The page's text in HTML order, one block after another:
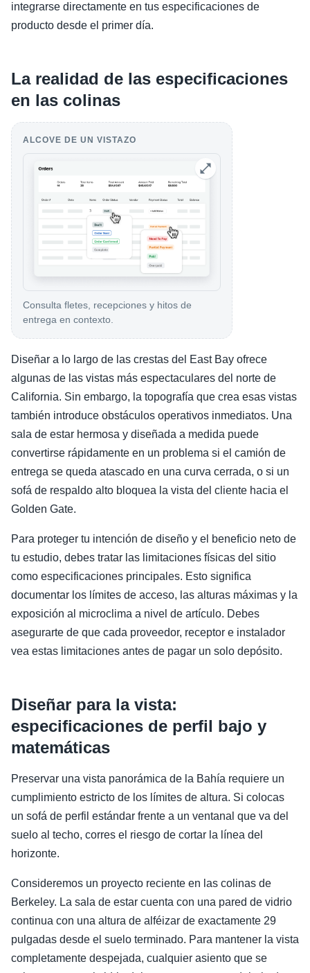
integrarse directamente en tus especificaciones de
producto desde el primer día.
La realidad de las especificaciones
en las colinas
ALCOVE DE UN VISTAZO
Consulta fletes, recepciones y hitos de
entrega en contexto.
Diseñar a lo largo de las crestas del East Bay ofrece
algunas de las vistas más espectaculares del norte de
California. Sin embargo, la topografía que crea esas vistas
también introduce obstáculos operativos inmediatos. Una
sala de estar hermosa y diseñada a medida puede
convertirse rápidamente en un problema si el camión de
entrega se queda atascado en una curva cerrada, o si un
sofá de respaldo alto bloquea la vista del cliente hacia el
Golden Gate.
Para proteger tu intención de diseño y el beneficio neto de
tu estudio, debes tratar las limitaciones físicas del sitio
como especificaciones principales. Esto significa
documentar los límites de acceso, las alturas máximas y la
exposición al microclima a nivel de artículo. Debes
asegurarte de que cada proveedor, receptor e instalador
vea estas limitaciones antes de pagar un solo depósito.
Diseñar para la vista:
especificaciones de perfil bajo y
matemáticas
Preservar una vista panorámica de la Bahía requiere un
cumplimiento estricto de los límites de altura. Si colocas
un sofá de perfil estándar frente a un ventanal que va del
suelo al techo, corres el riesgo de cortar la línea del
horizonte.
Consideremos un proyecto reciente en las colinas de
Berkeley. La sala de estar cuenta con una pared de vidrio
continua con una altura de alféizar de exactamente 29
pulgadas desde el suelo terminado. Para mantener la vista
completamente despejada, cualquier asiento que se